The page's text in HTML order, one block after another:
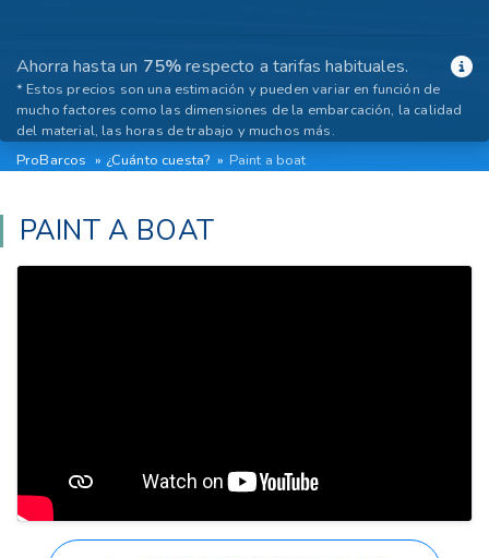
Ahorra hasta un 75%respecto a tarifas habituales.
* Estos precios son una estimación y pueden variar en función de
mucho factores como las dimensiones de la embarcación, la calidad
del material, las horas de trabajo y muchos más.
ProBarcos
¿Cuánto cuesta? Paint a boat
PAINT A BOAT